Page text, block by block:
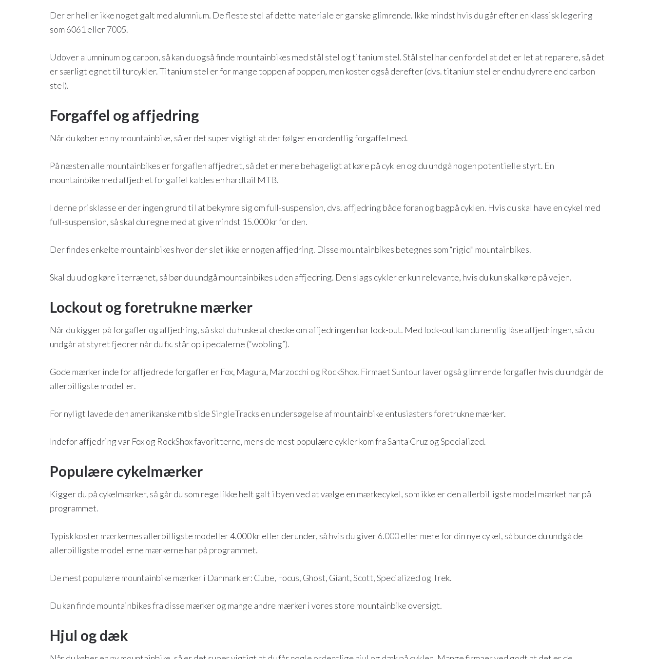
Der er heller ikke noget galt med alumnium. De fleste stel af dette materiale er ganske glimrende. Ikke mindst hvis du går efter en klassisk legering
som 6061 eller 7005.
Udover alumninum og carbon, så kan du også finde mountainbikes med stål stel og titanium stel. Stål stel har den fordel at det er let at reparere, så det
er særligt egnet til turcykler. Titanium stel er for mange toppen af poppen, men koster også derefter (dvs. titanium stel er endnu dyrere end carbon
stel).
Forgaffel og affjedring
Når du køber en ny mountainbike, så er det super vigtigt at der følger en ordentlig forgaffel med.
På næsten alle mountainbikes er forgaflen affjedret, så det er mere behageligt at køre på cyklen og du undgå nogen potentielle styrt. En
mountainbike med affjedret forgaffel kaldes en hardtail MTB.
I denne prisklasse er der ingen grund til at bekymre sig om full-suspension, dvs. affjedring både foran og bagpå cyklen. Hvis du skal have en cykel med
full-suspension, så skal du regne med at give mindst 15.000 kr for den.
Der findes enkelte mountainbikes hvor der slet ikke er nogen affjedring. Disse mountainbikes betegnes som “rigid” mountainbikes.
Skal du ud og køre i terrænet, så bør du undgå mountainbikes uden affjedring. Den slags cykler er kun relevante, hvis du kun skal køre på vejen.
Lockout og foretrukne mærker
Når du kigger på forgafler og affjedring, så skal du huske at checke om affjedringen har lock-out. Med lock-out kan du nemlig låse affjedringen, så du
undgår at styret fjedrer når du fx. står op i pedalerne (“wobling”).
Gode mærker inde for affjedrede forgafler er Fox, Magura, Marzocchi og RockShox. Firmaet Suntour laver også glimrende forgafler hvis du undgår de
allerbilligste modeller.
For nyligt lavede den amerikanske mtb side SingleTracks en undersøgelse af mountainbike entusiasters foretrukne mærker.
Indefor affjedring var Fox og RockShox favoritterne, mens de mest populære cykler kom fra Santa Cruz og Specialized.
Populære cykelmærker
Kigger du på cykelmærker, så går du som regel ikke helt galt i byen ved at vælge en mærkecykel, som ikke er den allerbilligste model mærket har på
programmet.
Typisk koster mærkernes allerbilligste modeller 4.000 kr eller derunder, så hvis du giver 6.000 eller mere for din nye cykel, så burde du undgå de
allerbilligste modellerne mærkerne har på programmet.
De mest populære mountainbike mærker i Danmark er: Cube, Focus, Ghost, Giant, Scott, Specialized og Trek.
Du kan finde mountainbikes fra disse mærker og mange andre mærker i vores store mountainbike oversigt.
Hjul og dæk